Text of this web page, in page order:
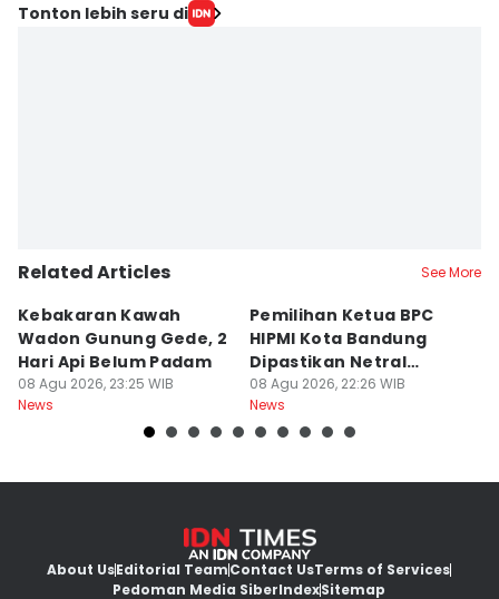
Tonton lebih seru di
Related Articles See More
Kebakaran Kawah
Wadon Gunung Gede, 2
Hari Api Belum Padam
08 Agu 2026, 23:25 WIB
News
Pemilihan Ketua BPC
HIPMI Kota Bandung
Dipastikan Netral
Tanpa Tekanan
08 Agu 2026, 22:26 WIB
News
About UsEditorial TeamContact UsTerms of Services
Pedoman Media SiberIndexSitemap